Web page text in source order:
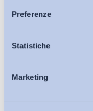
Preferenze
Statistiche
Marketing
Articoli
Osservatori
Eventi
sulla pagina della
Iscriviti